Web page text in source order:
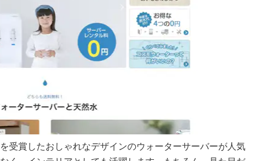
受賞したおしゃれなデザインのウォーターサーバーが人気